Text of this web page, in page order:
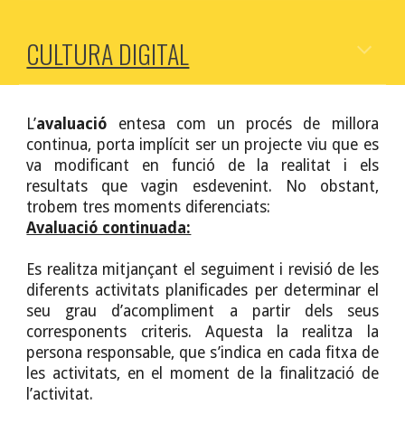
CULTURA DIGITAL
L’avaluació entesa com un procés de millora
continua, porta implícit ser un projecte viu que es
va modificant en funció de la realitat i els
resultats que vagin esdevenint. No obstant,
trobem tres moments diferenciats:
Avaluació continuada:
Es realitza mitjançant el seguiment i revisió de les
diferents activitats planificades per determinar el
seu grau d’acompliment a partir dels seus
corresponents criteris. Aquesta la realitza la
persona responsable, que s’indica en cada fitxa de
les activitats, en el moment de la finalització de
l’activitat.